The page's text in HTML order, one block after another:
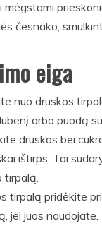
mėgstami
česnako,
eiga
nuo druskos
arba puodą
druskos bei
ištirps. Tai
tirpalą.
tirpalą pridėkite
jei juos naudojate.